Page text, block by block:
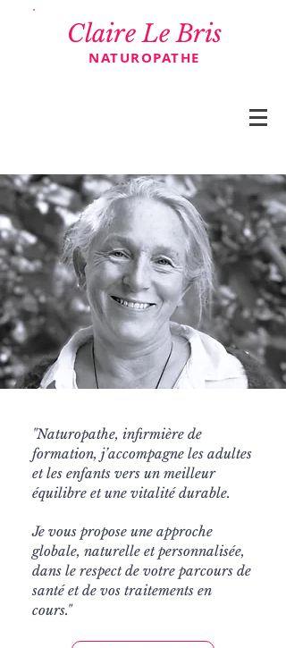
Claire Le Bris
NATUROPATHE
"Naturopathe, infirmière de
formation, j’accompagne les adultes
et les enfants vers un meilleur
équilibre et une vitalité durable.
Je vous propose une approche
globale, naturelle et personnalisée,
dans le respect de votre parcours de
santé et de vos traitements en
cours."